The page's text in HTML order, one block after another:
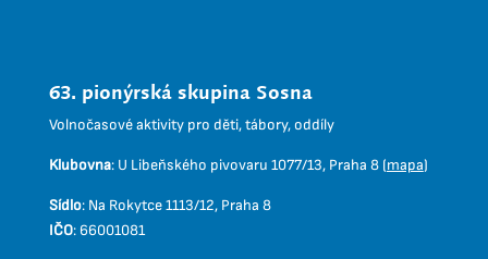
63. pionýrská skupina Sosna
Volnočasové aktivity pro děti, tábory, oddíly
Klubovna: U Libeňského pivovaru 1077/13, Praha 8 (mapa)
Sídlo: Na Rokytce 1113/12, Praha 8
IČO: 66001081